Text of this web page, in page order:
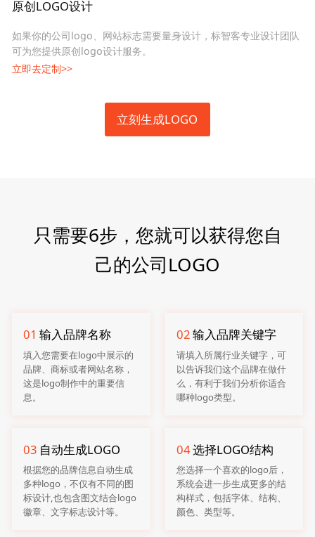
原创LOGO设计
如果你的公司logo、网站标志需要量身设计，标智客专业设计团队
可为您提供原创logo设计服务。
立即去定制>>
立刻生成LOGO
只需要6步，您就可以获得您自
己的公司LOGO
01 输入品牌名称
填入您需要在logo中展示的
品牌、商标或者网站名称，
这是logo制作中的重要信
息。
02输入品牌关键字
请填入所属行业关键字，可
以告诉我们这个品牌在做什
么，有利于我们分析你适合
哪种logo类型。
03 自动生成LOGO
根据您的品牌信息自动生成
多种logo，不仅有不同的图
标设计,也包含图文结合logo
徽章、文字标志设计等。
04选择LOGO结构
您选择一个喜欢的logo后，
系统会进一步生成更多的结
构样式，包括字体、结构、
颜色、类型等。